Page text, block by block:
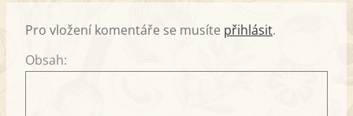
Pro vložení komentáře se musíte přihlásit.
Obsah: